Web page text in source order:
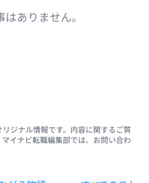
ありません。
ジナル情報です。内容に関するご質
イナビ転職編集部では、お問い合わ